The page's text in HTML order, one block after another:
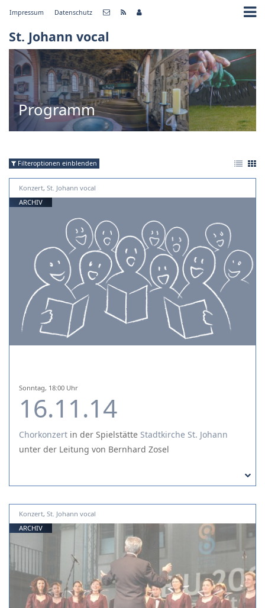
Impressum Datenschutz
St. Johann vocal
Programm
Filteroptionen einblenden
Konzert, St. Johann vocal
ARCHIV
Sonntag, 18:00 Uhr
16.11.14
Chorkonzert in der Spielstätte Stadtkirche St. Johann
unter der Leitung von Bernhard Zosel
Konzert, St. Johann vocal
ARCHIV